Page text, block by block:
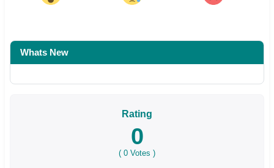
Whats New
Rating
0
( 0 Votes )